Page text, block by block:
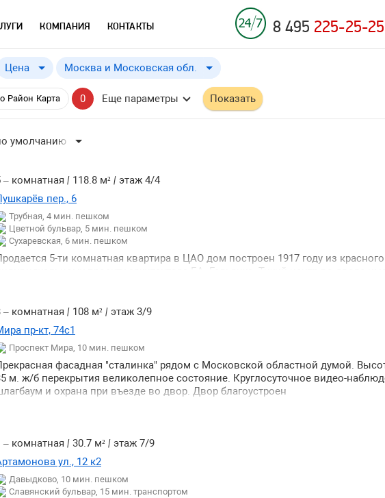
КОМПАНИЯ КОНТАКТЫ 8 495 225-25-25
Цена
от a Применить
Москва и Московская обл.
Москва и Московская обл.
Москва
Московская обл.
Район Карта 0 Еще параметры Показать
умолчанию
по цене ↑
по комнатности ↓
по комнатности ↑
по общей площади ↓
по этажности ↑
– комнатная | 118.8 м² | этаж 4/4
пер., 6
Трубная, 4 мин. пешком
Цветной бульвар, 5 мин. пешком
Сухаревская, 6 мин. пешком
5-ти комнатная квартира в ЦАО дом построен 1917 году из
индивидуальному проекту архитектора Г.А. Гельриха. Тихий центр во дворе
лицеи и школы театры и концертные залы Москвы рестораны бары
поликлиники и больницы отличная работа службы доставки места
разрешениям на парковках. Квартира имеет отличную
холл все комнаты изолированные светлые с большими окнами
помещение потолками 327м дополнительный выход из квартиры
во двор. Есть возможность присоединить мансардный этаж.
Отказников нет.
– комнатная | 108 м² | этаж 3/9
пр-кт, 74с1
Проспект Мира, 10 мин. пешком
фасадная "сталинка" рядом с Московской областной думой.
м. ж/б перекрытия великолепное состояние. Круглосуточное видео-
и охрана при въезде во двор. Двор благоустроен
– комнатная | 30.7 м² | этаж 7/9
ул., 12 к2
Давыдково, 10 мин. пешком
Славянский бульвар, 15 мин. транспортом